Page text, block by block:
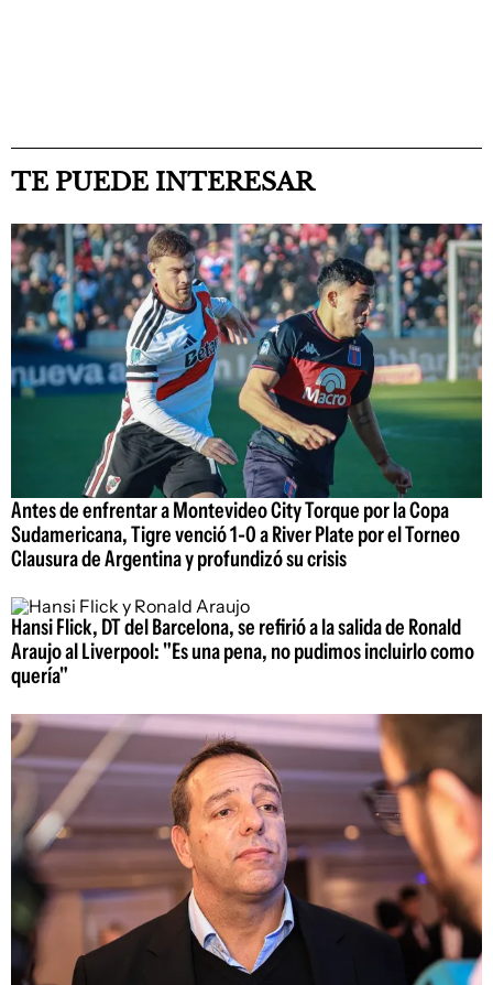
TE PUEDE INTERESAR
Antes de enfrentar a Montevideo City Torque por la Copa
Sudamericana, Tigre venció 1-0 a River Plate por el Torneo
Clausura de Argentina y profundizó su crisis
Hansi Flick, DT del Barcelona, se refirió a la salida de Ronald
Araujo al Liverpool: "Es una pena, no pudimos incluirlo como
quería"